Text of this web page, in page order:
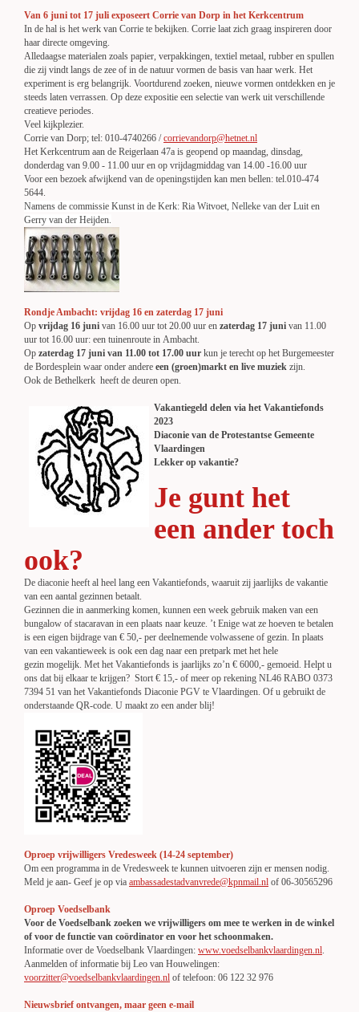
Van 6 juni tot 17 juli exposeert Corrie van Dorp in het Kerkcentrum
In de hal is het werk van Corrie te bekijken. Corrie laat zich graag inspireren door
haar directe omgeving.
Alledaagse materialen zoals papier, verpakkingen, textiel metaal, rubber en spullen
die zij vindt langs de zee of in de natuur vormen de basis van haar werk. Het
experiment is erg belangrijk. Voortdurend zoeken, nieuwe vormen ontdekken en je
steeds laten verrassen. Op deze expositie een selectie van werk uit verschillende
creatieve periodes.
Veel kijkplezier.
Corrie van Dorp; tel: 010-4740266 /corrievandorp@hetnet.nl
Het Kerkcentrum aan de Reigerlaan 47a is geopend op maandag, dinsdag,
donderdag van 9.00 - 11.00 uur en op vrijdagmiddag van 14.00 -16.00 uur
Voor een bezoek afwijkend van de openingstijden kan men bellen: tel.010-474
5644.
Namens de commissie Kunst in de Kerk: Ria Witvoet, Nelleke van der Luit en
Gerry van der Heijden.
Rondje Ambacht: vrijdag 16 en zaterdag 17 juni
Op vrijdag 16 juni van 16.00 uur tot 20.00 uur en zaterdag 17 juni van 11.00
uur tot 16.00 uur: een tuinenroute in Ambacht.
Op zaterdag 17 juni van 11.00 tot 17.00 uur kun je terecht op het Burgemeester
de Bordesplein waar onder andere een (groen)markt en live muziek zijn.
Ook de Bethelkerk heeft de deuren open.
Vakantiegeld delen via het Vakantiefonds
2023
Diaconie van de Protestantse Gemeente
Vlaardingen
Lekker op vakantie?
Je gunt het
een ander toch
ook?
De diaconie heeft al heel lang een Vakantiefonds, waaruit zij jaarlijks de vakantie
van een aantal gezinnen betaalt.
Gezinnen die in aanmerking komen, kunnen een week gebruik maken van een
bungalow of stacaravan in een plaats naar keuze. ’t Enige wat ze hoeven te betalen
is een eigen bijdrage van € 50,- per deelnemende volwassene of gezin. In plaats
van een vakantieweek is ook een dag naar een pretpark met het hele
gezin mogelijk. Met het Vakantiefonds is jaarlijks zo’n € 6000,- gemoeid. Helpt u
ons dat bij elkaar te krijgen? Stort € 15,- of meer op rekening NL46 RABO 0373
7394 51 van het Vakantiefonds Diaconie PGV te Vlaardingen. Of u gebruikt de
onderstaande QR-code. U maakt zo een ander blij!
Oproep vrijwilligers Vredesweek (14-24 september)
Om een programma in de Vredesweek te kunnen uitvoeren zijn er mensen nodig.
Meld je aan- Geef je op via ambassadestadvanvrede@kpnmail.nl of 06-30565296
Oproep Voedselbank
Voor de Voedselbank zoeken we vrijwilligers om mee te werken in de winkel
of voor de functie van coördinator en voor het schoonmaken.
Informatie over de Voedselbank Vlaardingen: www.voedselbankvlaardingen.nl.
Aanmelden of informatie bij Leo van Houwelingen:
voorzitter@voedselbankvlaardingen.nl of telefoon: 06 122 32 976
Nieuwsbrief ontvangen, maar geen e-mail